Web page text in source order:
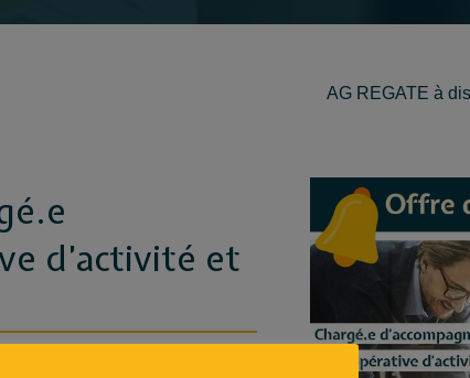
AG REGATE à
d’activité et